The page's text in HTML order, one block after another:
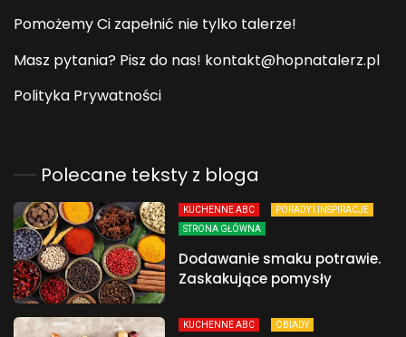
Pomożemy Ci zapełnić nie tylko talerze!
Masz pytania? Pisz do nas! kontakt@hopnatalerz.pl
Polityka Prywatności
Polecane teksty z bloga
KUCHENNE ABC
PORADY I INSPIRACJE
STRONA GŁÓWNA
Dodawanie smaku potrawie.
Zaskakujące pomysły
KUCHENNE ABC
OBIADY